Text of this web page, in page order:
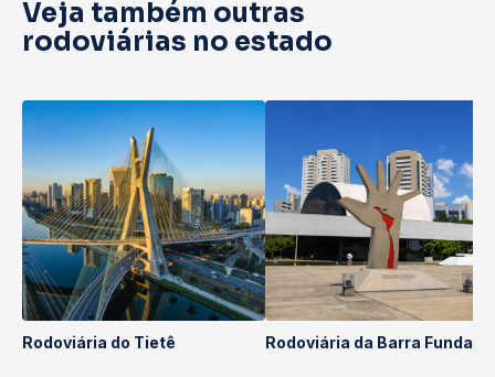
Veja também outras
rodoviárias no estado
Rodoviária do Tietê Rodoviária da Barra Funda